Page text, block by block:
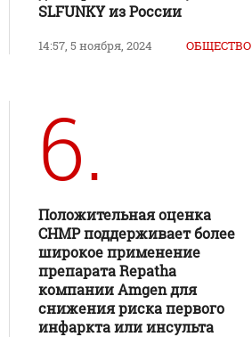
SLFUNKY из России
14:57, 5 ноября, 2024 ОБЩЕСТВО
6.
Положительная оценка
CHMP поддерживает более
широкое применение
препарата Repatha
компании Amgen для
снижения риска первого
инфаркта или инсульта